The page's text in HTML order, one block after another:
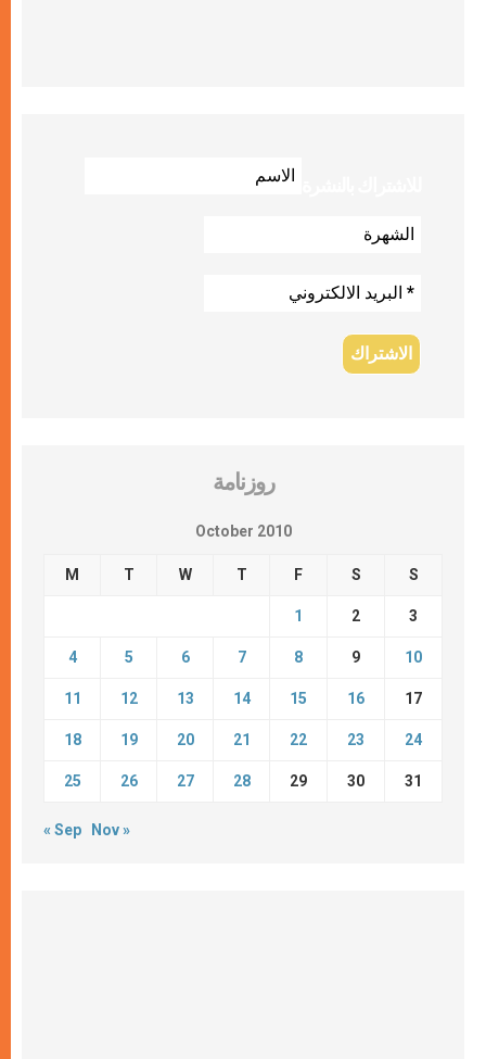
روزنامة
October 2010
M T W T F S S
1 2 3
4 5 6 7 8 9 10
11 12 13 14 15 16 17
18 19 20 21 22 23 24
25 26 27 28 29 30 31
« Sep Nov »